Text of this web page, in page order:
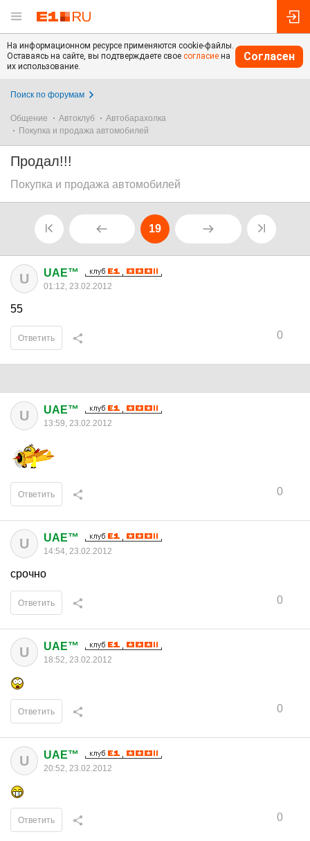
На информационном ресурсе применяются cookie-файлы.
Оставаясь на сайте, вы подтверждаете свое согласие на
их использование.
Согласен
Поиск по форумам
Общение Автоклуб
Автобарахолка
Покупка и продажа автомобилей
Продал!!!
Покупка и продажа автомобилей
19
U UAE™
01:12, 23.02.2012
55
0
Ответить
U UAE™
13:59, 23.02.2012
0
Ответить
U UAE™
14:54, 23.02.2012
срочно
0
Ответить
U UAE™
18:52, 23.02.2012
0
Ответить
U UAE™
20:52, 23.02.2012
0
Ответить